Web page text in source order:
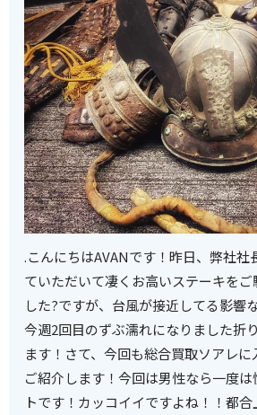
.こんにちはAVANです！昨日、弊社社
ていただいて凄くお高いステーキを
した?ですが、台風が接近してる影響
今週2回目のずぶ濡れになりました折
ます！さて、今回も総合買取ソアレ
ご紹介します！今回は男性なら一度
トです！カッコイイですよね！！都